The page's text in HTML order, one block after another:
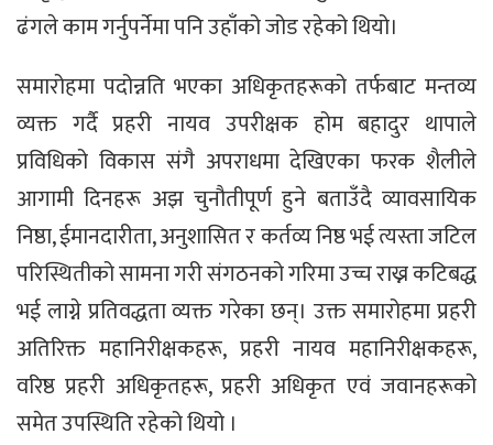
ढंगले काम गर्नुपर्नेमा पनि उहाँको जोड रहेको थियो।
समारोहमा पदोन्नति भएका अधिकृतहरूको तर्फबाट मन्तव्य
व्यक्त गर्दै प्रहरी नायव उपरीक्षक होम बहादुर थापाले
प्रविधिको विकास संगै अपराधमा देखिएका फरक शैलीले
आगामी दिनहरू अझ चुनौतीपूर्ण हुने बताउँदै व्यावसायिक
निष्ठा, ईमानदारीता, अनुशासित र कर्तव्य निष्ठ भई त्यस्ता जटिल
परिस्थितीको सामना गरी संगठनको गरिमा उच्च राख्न कटिबद्ध
भई लाग्ने प्रतिवद्धता व्यक्त गरेका छन्। उक्त समारोहमा प्रहरी
अतिरिक्त महानिरीक्षकहरू, प्रहरी नायव महानिरीक्षकहरू,
वरिष्ठ प्रहरी अधिकृतहरू, प्रहरी अधिकृत एवं जवानहरूको
समेत उपस्थिति रहेको थियो ।